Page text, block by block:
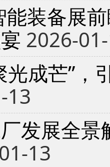
装备展
2026-
光成芒”，
13
发展全
13